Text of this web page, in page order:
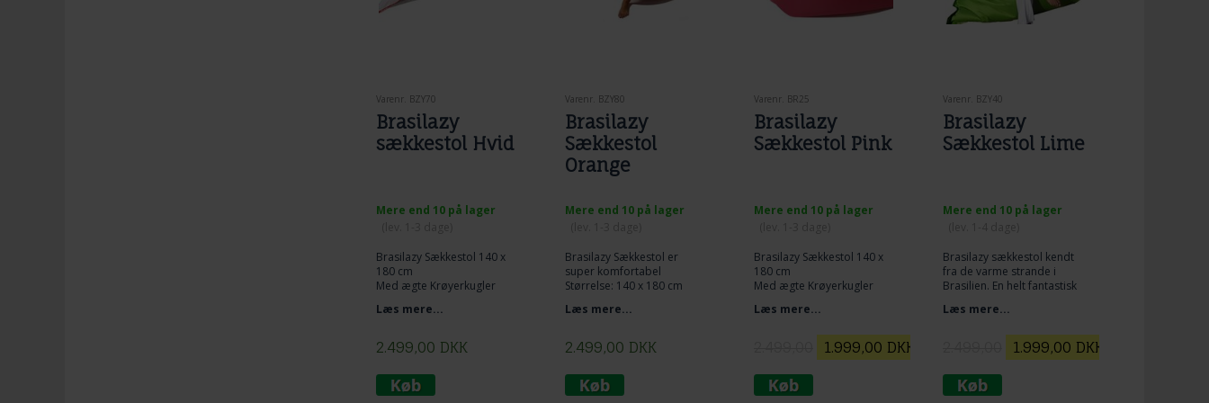
Varenr. BZY70
Brasilazy
sækkestol Hvid
Mere end 10 på lager
Brasilazy Sækkestol 140 x
180 cm
Med ægte Krøyerkugler
Læs mere...
2.499,00 DKK
Varenr. BZY80
Brasilazy
Sækkestol
Orange
Mere end 10 på lager
Brasilazy Sækkestol er
super komfortabel
Størrelse: 140 x 180 cm
Farve: ORANGE
ekstraordinær
superkvalitetsækkestol.
Læs mere...
2.499,00 DKK
Varenr. BR25
Brasilazy
Sækkestol Pink
Mere end 10 på lager
Brasilazy Sækkestol 140 x
180 cm
Med ægte Krøyerkugler
KVALITETS SÆKKESTOL I
MATERIALE OG FYLD.
KVALITET UD OVER DET
SÆDVANLIGE!
Læs mere...
1.999,00 DKK
Varenr. BZY40
Brasilazy
Sækkestol Lime
Mere end 10 på lager
Brasilazy sækkestol kendt
fra de varme strande i
Brasilien. En helt fantastisk
sækkestol.
Læs mere...
1.999,00 DKK